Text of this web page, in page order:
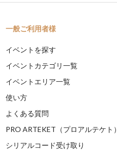
一般ご利用者様
イベントを探す
イベントカテゴリ一覧
イベントエリア一覧
使い方
よくある質問
PRO ARTEKET（プロアルテケト）
シリアルコード受け取り